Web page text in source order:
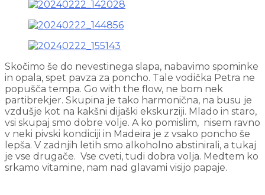
Skočimo še do nevestinega slapa, nabavimo spominke
in opala, spet pavza za poncho. Tale vodička Petra ne
popušča tempa. Go with the flow, ne bom nek
partibrekjer. Skupina je tako harmonična, na busu je
vzdušje kot na kakšni dijaški ekskurziji. Mlado in staro,
vsi skupaj smo dobre volje. A ko pomislim, nisem ravno
v neki pivski kondiciji in Madeira je z vsako poncho še
lepša. V zadnjih letih smo alkoholno abstinirali, a tukaj
je vse drugače. Vse cveti, tudi dobra volja. Medtem ko
srkamo vitamine, nam nad glavami visijo papaje.